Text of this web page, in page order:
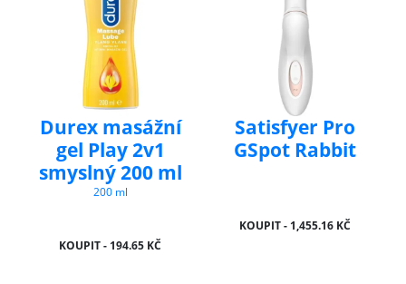
Durex masážní
gel Play 2v1
smyslný 200 ml
200 ml
KOUPIT - 194.65 KČ
Satisfyer Pro
GSpot Rabbit
KOUPIT - 1,455.16 KČ